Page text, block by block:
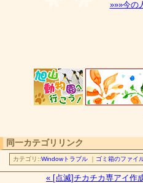
»»»今の
同一カテゴリリンク
カテゴリ::Windowトラブル ゴミ箱のファイ
« [点滅]チカチカ専アイ作